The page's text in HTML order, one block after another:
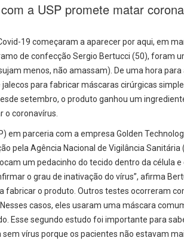
a USP promete matar
19 começaram a aparecer por aqui, em
de confecção Sergio Bertucci (50), foram
menos, não amassam). De uma hora para
para fabricar máscaras cirúrgicas
setembro, o produto ganhou um
o coronavírus.
em parceria com a empresa Golden
pela Agência Nacional de Vigilância
um pedacinho do tecido dentro da célula e
o grau de inativação do vírus”, afirma
fabricar o produto. Outros testes ocorreram
casos, eles usaram uma máscara
Esse segundo estudo foi importante para
vírus porque os pacientes não estavam